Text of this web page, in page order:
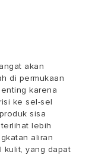
akan
di permukaan
karena
ke sel-sel
sisa
lebih
aliran
kulit, yang dapat